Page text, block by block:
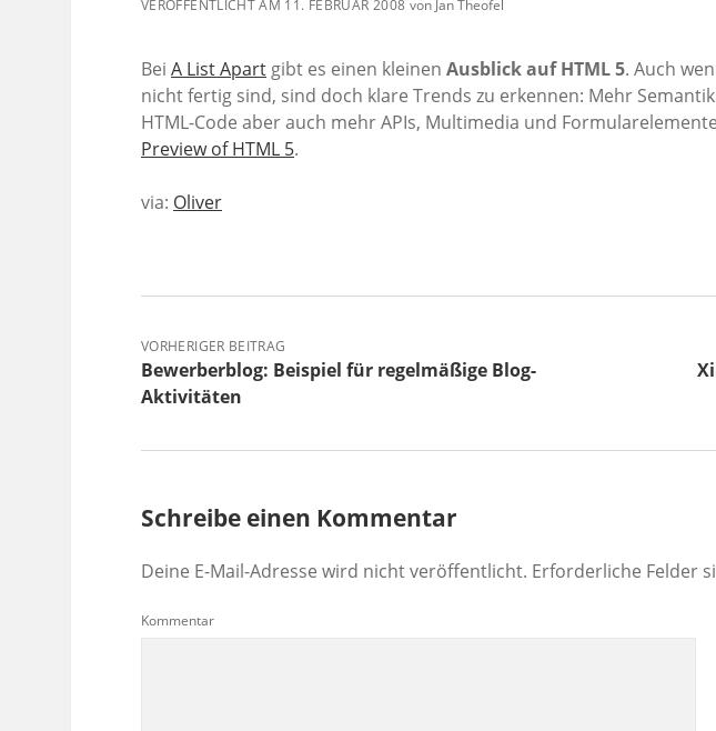
VERÖFFENTLICHT AM 11. FEBRUAR 2008 vonJan Theofel
Bei A List Apart gibt es einen kleinen Ausblick auf HTML 5. Auch
nicht fertig sind, sind doch klare Trends zu erkennen: Mehr
HTML-Code aber auch mehr APIs, Multimedia und
Preview of HTML 5.
via: Oliver
VORHERIGER BEITRAG
Bewerberblog: Beispiel für regelmäßige Blog-
Aktivitäten
Schreibe einen Kommentar
Deine E-Mail-Adresse wird nicht veröffentlicht. Erforderliche Felder
Kommentar